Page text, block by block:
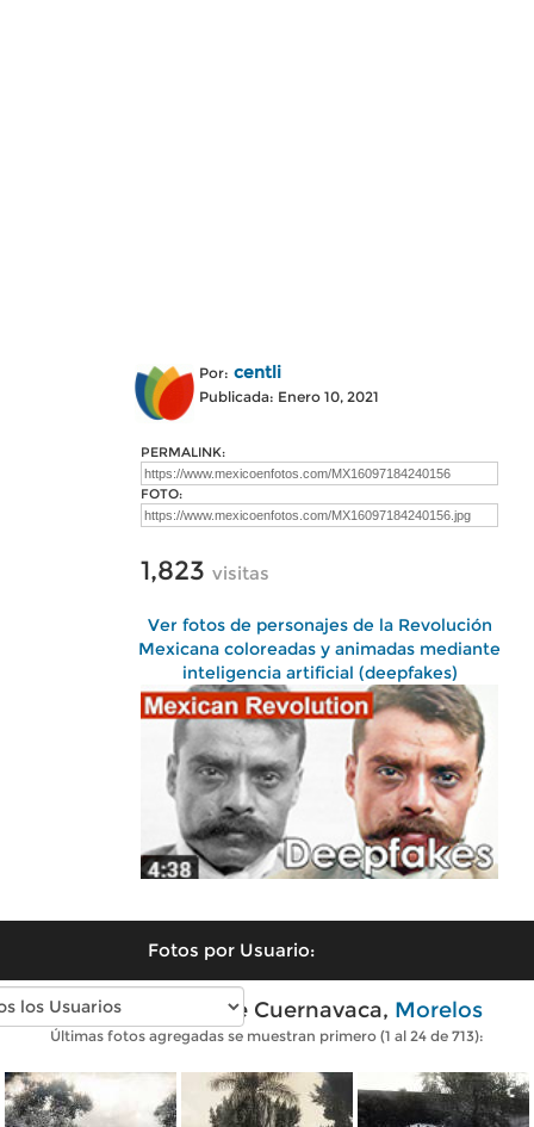
Por: centli
Publicada: Enero 10, 2021
PERMALINK:
FOTO:
1,823 visitas
Ver fotos de personajes de la Revolución
Mexicana coloreadas y animadas mediante
inteligencia artificial (deepfakes)
Fotos por Usuario:
Fotos antiguas de Cuernavaca, Morelos
Últimas fotos agregadas se muestran primero (1 al 24 de 713):